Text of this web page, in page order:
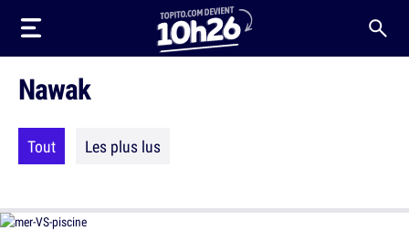
Nawak
Tout Les plus lus